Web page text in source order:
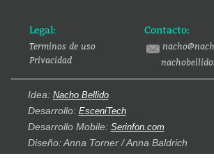
Legal:
Terminos de uso
Privacidad
Contacto:
Idea: Nacho Bellido
Desarrollo: EsceniTech
Desarrollo Mobile: Serinfon.com
Diseño: Anna Torner / Anna Baldrich